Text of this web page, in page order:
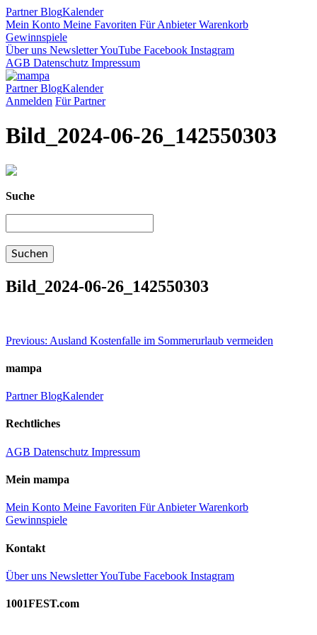
PartnerBlogKalender
Mein Konto Meine Favoriten Für AnbieterWarenkorb
Gewinnspiele
Über uns NewsletterYouTube Facebook Instagram
AGB Datenschutz Impressum
PartnerBlogKalender
Anmelden Für Partner
Bild_2024-06-26_142550303
Suche
Bild_2024-06-26_142550303
Beitragsnavigation
Previous: Ausland Kostenfalle im Sommerurlaub vermeiden
mampa
PartnerBlogKalender
Rechtliches
AGB Datenschutz Impressum
Mein mampa
Mein Konto Meine Favoriten Für AnbieterWarenkorb
Gewinnspiele
Kontakt
Über uns NewsletterYouTube Facebook Instagram
1001FEST.com